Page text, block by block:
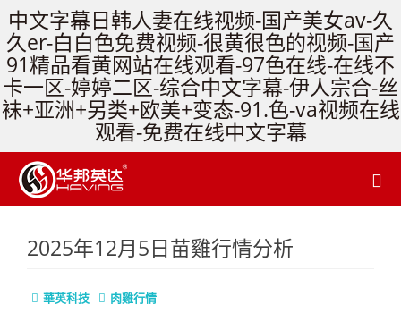
中文字幕日韩人妻在线视频-国产美女av-久
久er-白白色免费视频-很黄很色的视频-国产
91精品看黄网站在线观看-97色在线-在线不
卡一区-婷婷二区-综合中文字幕-伊人宗合-丝
袜+亚洲+另类+欧美+变态-91.色-va视频在线
观看-免费在线中文字幕
2025年12月5日苗雞行情分析
華英科技 肉雞行情